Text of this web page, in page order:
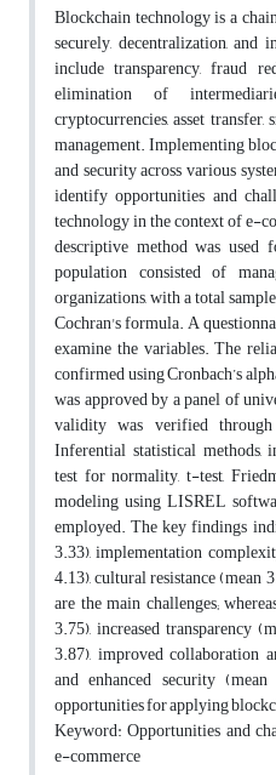
Blockchain technology is a
securely, decentralization,
include transparency, fraud
elimination of
cryptocurrencies, asset
management. Implementing
and security across various
identify opportunities and
technology in the context of e-
descriptive method was used
population consisted of
organizations, with a total
Cochran's formula. A
examine the variables. The
confirmed using Cronbach’s
was approved by a panel of
validity was verified
Inferential statistical
test for normality, t-test,
modeling using LISREL
employed. The key findings
3.33), implementation
4.13), cultural resistance (mean
are the main challenges;
3.75), increased transparency
3.87), improved collaboration
and enhanced security
opportunities for applying
Keyword: Opportunities and
e-commerce